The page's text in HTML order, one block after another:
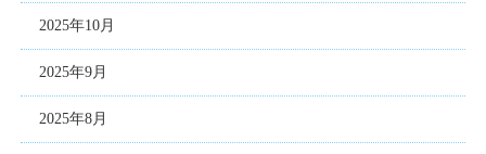
2025年10月
2025年9月
2025年8月